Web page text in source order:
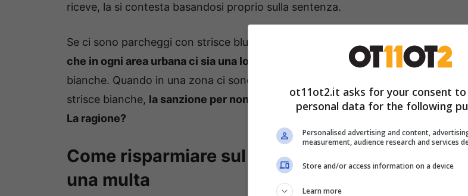
riceve, la si contesta basandosi proprio sulla sentenza.
Se ci sono parcheggi con strisce blu senza parcheggi bianchi vicini,
che in ogni area urbana ci sia una loro alternanza.
Quindi, alternanza tra strisce
bianche. Quando in una zona ci sono solo le blu, senza i parcheggi delimitati
strisce bianche, la sanzione per non aver pagato il ticket potrebbe essere
La ragione?
Come risparmiare sul parcheggio auto e non
una multa
ot11ot2.it asks for your consent to
personal data for the following
Personalised advertising and content,
measurement, audience research and services
Store and/or access information on a device
Learn more